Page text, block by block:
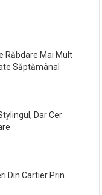
Răbdare Mai Mult
Săptămânal
Dar Cer
Din Cartier Prin